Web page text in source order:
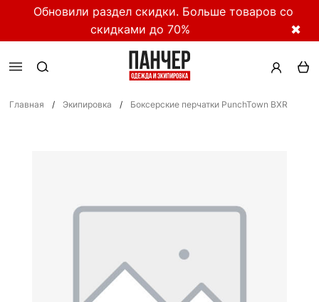
Обновили раздел скидки. Больше товаров со
скидками до 70%
✖
Главная / Экипировка / Боксерские перчатки PunchTown BXR